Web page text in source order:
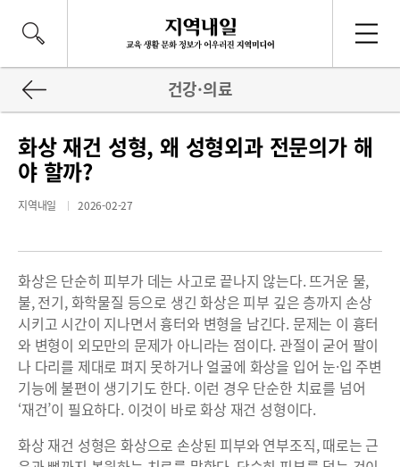
건강·의료
화상 재건 성형, 왜 성형외과 전문의가 해
야 할까?
지역내일 2026-02-27
화상은 단순히 피부가 데는 사고로 끝나지 않는다. 뜨거운 물,
불, 전기, 화학물질 등으로 생긴 화상은 피부 깊은 층까지 손상
시키고 시간이 지나면서 흉터와 변형을 남긴다. 문제는 이 흉터
와 변형이 외모만의 문제가 아니라는 점이다. 관절이 굳어 팔이
나 다리를 제대로 펴지 못하거나 얼굴에 화상을 입어 눈·입 주변
기능에 불편이 생기기도 한다. 이런 경우 단순한 치료를 넘어
‘재건’이 필요하다. 이것이 바로 화상 재건 성형이다.
화상 재건 성형은 화상으로 손상된 피부와 연부조직, 때로는 근